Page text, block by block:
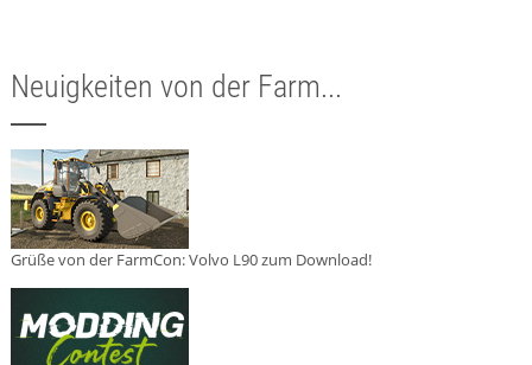
Neuigkeiten von der Farm...
Grüße von der FarmCon: Volvo L90 zum Download!